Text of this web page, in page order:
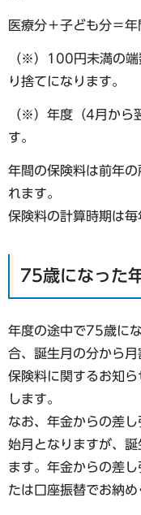
医療分＋子ども分＝
（※）100円未満の端
り捨てになります。
（※）年度（4月から
す。
年間の保険料は前年
れます。
保険料の計算時期は毎
75歳になった
年度の途中で75歳に
合、誕生月の分から月
保険料に関するお知
します。
なお、年金からの差
始月となりますが、
ます。年金からの差
たは口座振替でお納め